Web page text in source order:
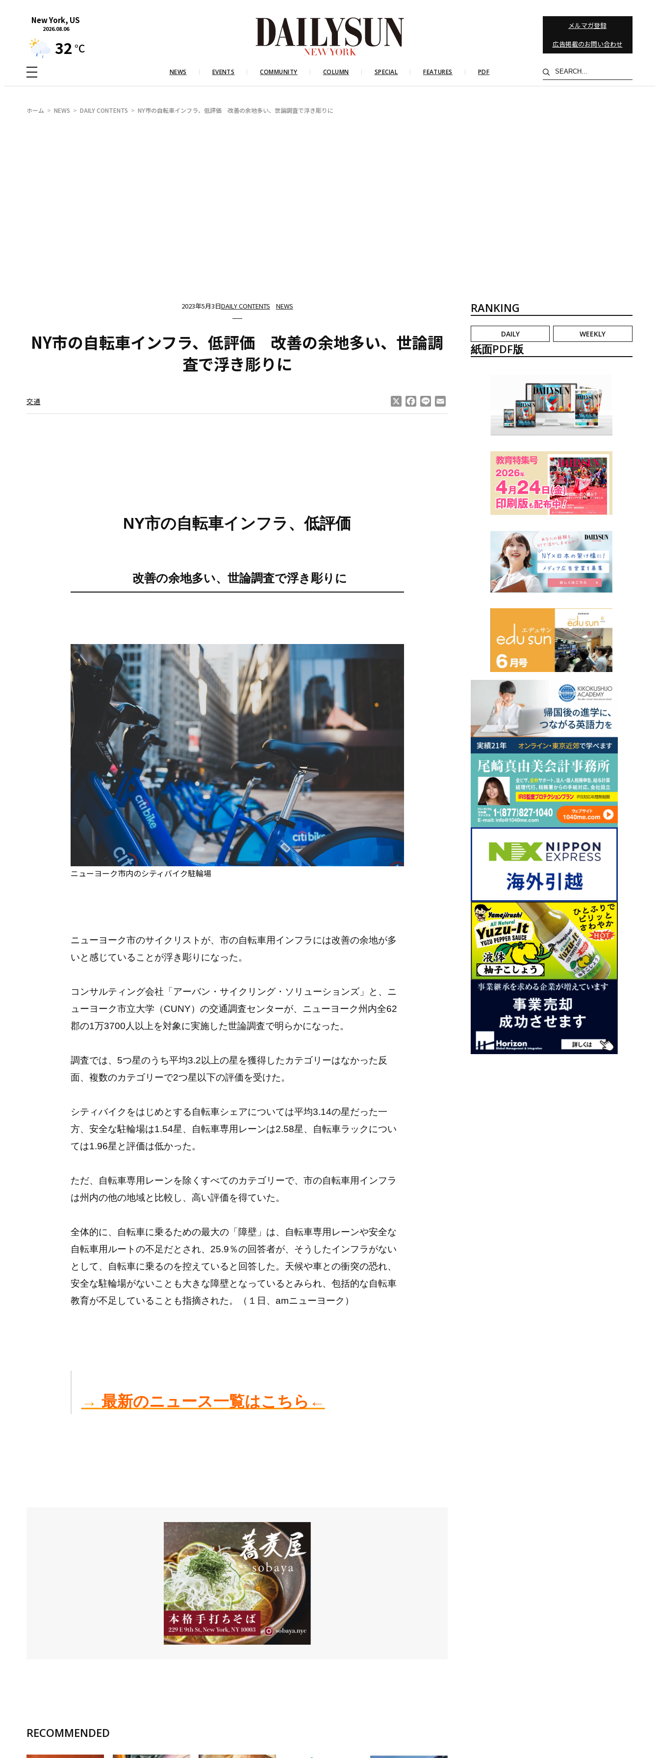
New York, US
2026.08.06
32 °C
メルマガ登録
広告掲載のお問い合わせ
NEWS EVENTS COMMUNITY COLUMN SPECIAL FEATURES PDF
検
索
ホーム NEWS DAILY CONTENTS NY市の自転車インフラ、低評価 改善の余地多い、世論調査で浮き彫りに
2023年5月3日DAILY CONTENTS NEWS
NY市の自転車インフラ、低評価 改善の余地多い、世論調
査で浮き彫りに
交通 Facebook
Line
NY市の自転車インフラ、低評価
改善の余地多い、世論調査で浮き彫りに
ニューヨーク市内のシティバイク駐輪場
ニューヨーク市のサイクリストが、市の自転車用インフラには改善の余地が多
いと感じていることが浮き彫りになった。
コンサルティング会社「アーバン・サイクリング・ソリューションズ」と、ニ
ューヨーク市立大学（CUNY）の交通調査センターが、ニューヨーク州内全62
郡の1万3700人以上を対象に実施した世論調査で明らかになった。
調査では、5つ星のうち平均3.2以上の星を獲得したカテゴリーはなかった反
面、複数のカテゴリーで2つ星以下の評価を受けた。
シティバイクをはじめとする自転車シェアについては平均3.14の星だった一
方、安全な駐輪場は1.54星、自転車専用レーンは2.58星、自転車ラックについ
ては1.96星と評価は低かった。
ただ、自転車専用レーンを除くすべてのカテゴリーで、市の自転車用インフラ
は州内の他の地域と比較し、高い評価を得ていた。
全体的に、自転車に乗るための最大の「障壁」は、自転車専用レーンや安全な
自転車用ルートの不足だとされ、25.9％の回答者が、そうしたインフラがない
として、自転車に乗るのを控えていると回答した。天候や車との衝突の恐れ、
安全な駐輪場がないことも大きな障壁となっているとみられ、包括的な自転車
教育が不足していることも指摘された。（１日、amニューヨーク）
→ 最新のニュース一覧はこちら←
RECOMMENDED
RANKING
DAILY WEEKLY
紙面PDF版